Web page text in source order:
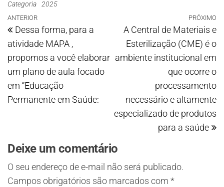
Categoria 2025
ANTERIOR
Dessa forma, para a
atividade MAPA ,
propomos a você elaborar
um plano de aula focado
em “Educação
Permanente em Saúde:
PRÓXIMO
A Central de Materiais e
Esterilização (CME) é o
ambiente institucional em
que ocorre o
processamento
necessário e altamente
especializado de produtos
para a saúde
Deixe um comentário
O seu endereço de e-mail não será publicado.
Campos obrigatórios são marcados com *